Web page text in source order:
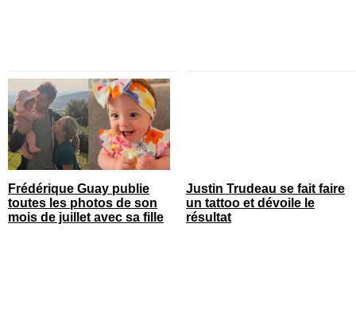
Frédérique Guay publie
toutes les photos de son
mois de juillet avec sa fille
Justin Trudeau se fait faire
un tattoo et dévoile le
résultat